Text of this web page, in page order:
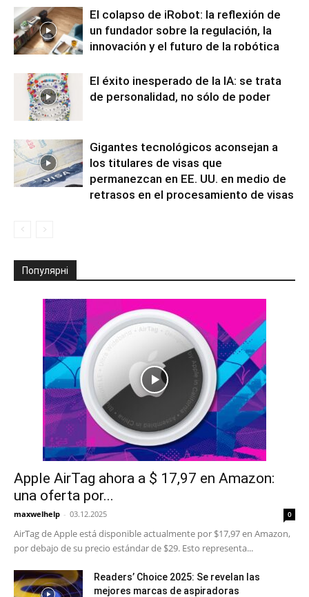
El colapso de iRobot: la reflexión de
un fundador sobre la regulación, la
innovación y el futuro de la robótica
El éxito inesperado de la IA: se trata
de personalidad, no sólo de poder
Gigantes tecnológicos aconsejan a
los titulares de visas que
permanezcan en EE. UU. en medio de
retrasos en el procesamiento de visas
Популярні
Apple AirTag ahora a $ 17,97 en Amazon:
una oferta por...
maxwelhelp - 03.12.2025 0
AirTag de Apple está disponible actualmente por $17,97 en Amazon,
por debajo de su precio estándar de $29. Esto representa...
Readers’ Choice 2025: Se revelan las
mejores marcas de aspiradoras